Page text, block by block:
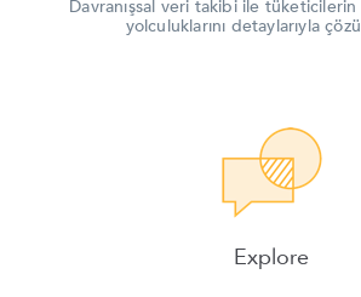
Davranışsal veri takibi ile
yolculuklarını detaylarıyla
Explore